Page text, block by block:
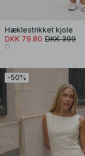
Hæklestrikket kjole
DKK 79.80 DKK 399
-50%